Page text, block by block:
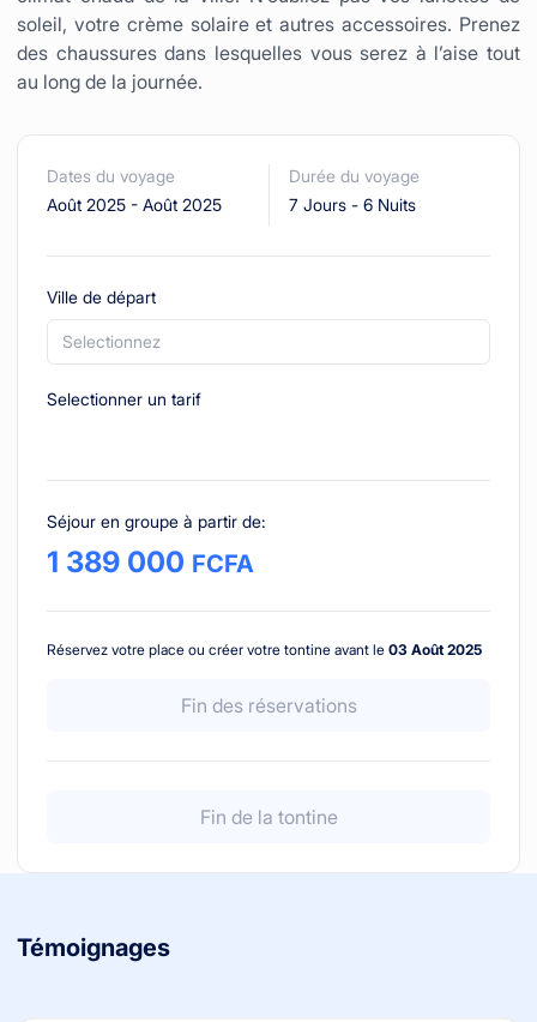
soleil, votre crème solaire et autres accessoires. Prenez
des chaussures dans lesquelles vous serez à l’aise tout
au long de la journée.
Dates du voyage
Août 2025 - Août 2025
Durée du voyage
7 Jours- 6 Nuits
Ville de départ
Selectionnez
Selectionner un tarif
Séjour en groupe à partir de:
1 389 000 FCFA
Réservez votre place ou créer votre tontine avant le 03 Août 2025
Fin des réservations
Fin de la tontine
Témoignages